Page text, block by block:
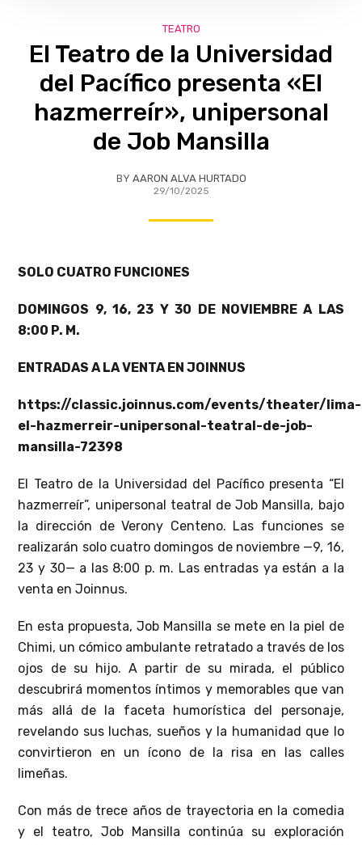
TEATRO
El Teatro de la Universidad
del Pacífico presenta «El
hazmerreír», unipersonal
de Job Mansilla
BY AARON ALVA HURTADO
29/10/2025
SOLO CUATRO FUNCIONES
DOMINGOS 9, 16, 23 Y 30 DE NOVIEMBRE A LAS
8:00 P. M.
ENTRADAS A LA VENTA EN JOINNUS
https://classic.joinnus.com/events/theater/lima-
el-hazmerreir-unipersonal-teatral-de-job-
mansilla-72398
El Teatro de la Universidad del Pacífico presenta “El
hazmerreír”, unipersonal teatral de Job Mansilla, bajo
la dirección de Verony Centeno. Las funciones se
realizarán solo cuatro domingos de noviembre —9, 16,
23 y 30— a las 8:00 p. m. Las entradas ya están a la
venta en Joinnus.
En esta propuesta, Job Mansilla se mete en la piel de
Chimi, un cómico ambulante retratado a través de los
ojos de su hijo. A partir de su mirada, el público
descubrirá momentos íntimos y memorables que van
más allá de la faceta humorística del personaje,
revelando sus luchas, sueños y la humanidad que lo
convirtieron en un ícono de la risa en las calles
limeñas.
Con más de trece años de trayectoria en la comedia
y el teatro, Job Mansilla continúa su exploración